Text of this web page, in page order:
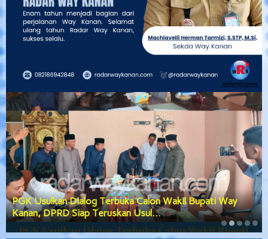
PGK Usulkan Dialog Terbuka Calon Wakil Bupati Way
Kanan, DPRD Siap Teruskan Usul…